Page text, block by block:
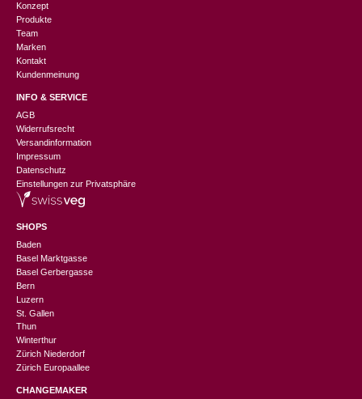
Konzept
Produkte
Team
Marken
Kontakt
Kundenmeinung
INFO & SERVICE
AGB
Widerrufsrecht
Versandinformation
Impressum
Datenschutz
Einstellungen zur Privatsphäre
SHOPS
Baden
Basel Marktgasse
Basel Gerbergasse
Bern
Luzern
St. Gallen
Thun
Winterthur
Zürich Niederdorf
Zürich Europaallee
CHANGEMAKER